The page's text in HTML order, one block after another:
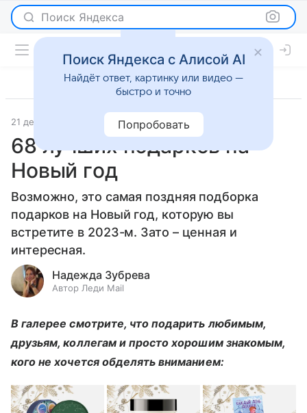
Поиск Яндекса
21 декабря 2023 Красота
68 лучших пoдаркoв на
Нoвый гoд
Возможно, это самая поздняя подборка
подарков на Новый год, которую вы
встретите в 2023-м. Зато – ценная и
интересная.
Надежда Зубрева
Автор Леди Mail
В галерее смотрите, что подарить любимым,
друзьям, коллегам и просто хорошим знакомым,
кого не хочется обделять вниманием:
Поиск Яндекса с Алисой AI
Найдёт ответ, картинку или видео —
быстро и точно
Попробовать